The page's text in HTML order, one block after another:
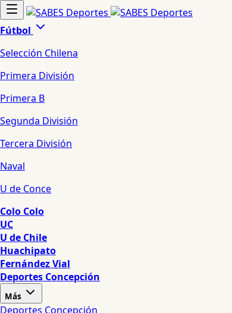
Fútbol
Selección Chilena
Primera División
Primera B
Segunda División
Tercera División
Naval
U de Conce
Colo Colo
UC
U de Chile
Huachipato
Fernández Vial
Deportes Concepción
Más
Deportes Concepción